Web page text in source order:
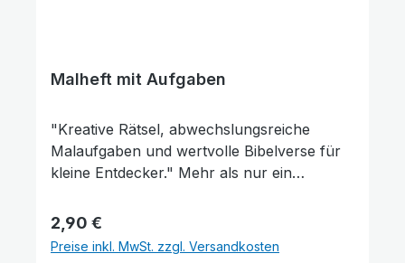
Malheft mit Aufgaben
"Kreative Rätsel, abwechslungsreiche
Malaufgaben und wertvolle Bibelverse für
kleine Entdecker." Mehr als nur ein
eine einzigartige Mischung aus kreativem
Gestalten und gezielter Förderung. Jede
Regulärer Preis:
2,90 €
Preise inkl. MwSt. zzgl. Versandkosten